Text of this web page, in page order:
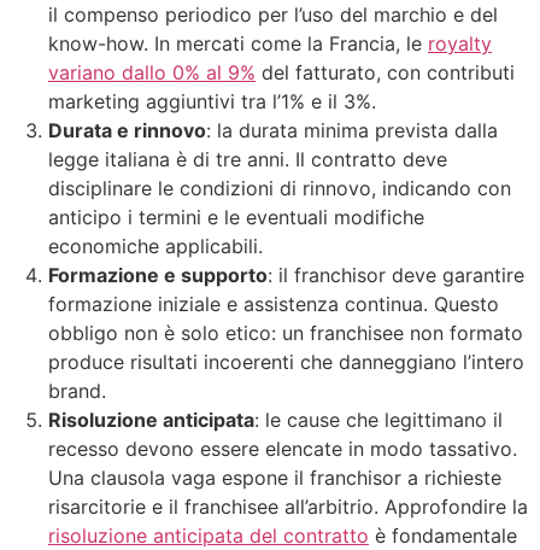
il compenso periodico per l’uso del marchio e del
know-how. In mercati come la Francia, le royalty
variano dallo 0% al 9% del fatturato, con contributi
marketing aggiuntivi tra l’1% e il 3%.
Durata e rinnovo: la durata minima prevista dalla
legge italiana è di tre anni. Il contratto deve
disciplinare le condizioni di rinnovo, indicando con
anticipo i termini e le eventuali modifiche
economiche applicabili.
Formazione e supporto: il franchisor deve garantire
formazione iniziale e assistenza continua. Questo
obbligo non è solo etico: un franchisee non formato
produce risultati incoerenti che danneggiano l’intero
brand.
Risoluzione anticipata: le cause che legittimano il
recesso devono essere elencate in modo tassativo.
Una clausola vaga espone il franchisor a richieste
risarcitorie e il franchisee all’arbitrio. Approfondire la
risoluzione anticipata del contratto è fondamentale